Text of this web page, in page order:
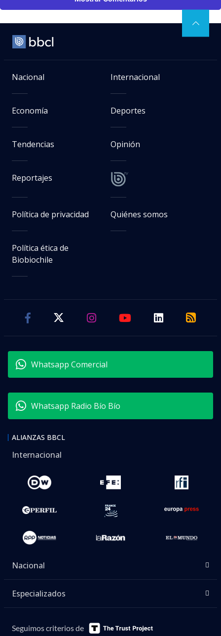
Nacional Internacional
Economía Deportes
Tendencias Opinión
Reportajes
Política de privacidad Quiénes somos
Política ética de
Biobiochile
Whatsapp Comercial
Whatsapp Radio Bío Bío
ALIANZAS BBCL
Internacional
Nacional
Especializados
Seguimos criterios de